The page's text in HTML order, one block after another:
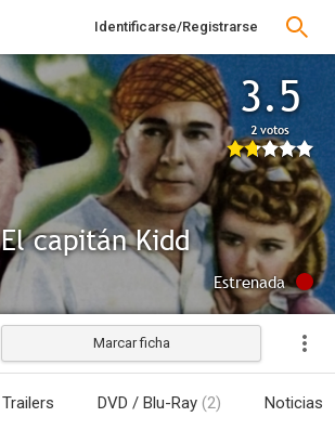
Identificarse/Registrarse
3.5
2 votos
El capitán Kidd
Estrenada
Marcar ficha
Trailers DVD / Blu-Ray (2) Noticias